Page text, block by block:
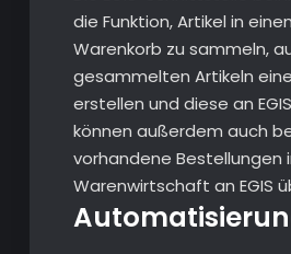
die Funktion, Artikel in
Warenkorb zu sammeln,
gesammelten Artikeln
erstellen und diese an
können außerdem auch
vorhandene Bestellungen
Warenwirtschaft an EGIS